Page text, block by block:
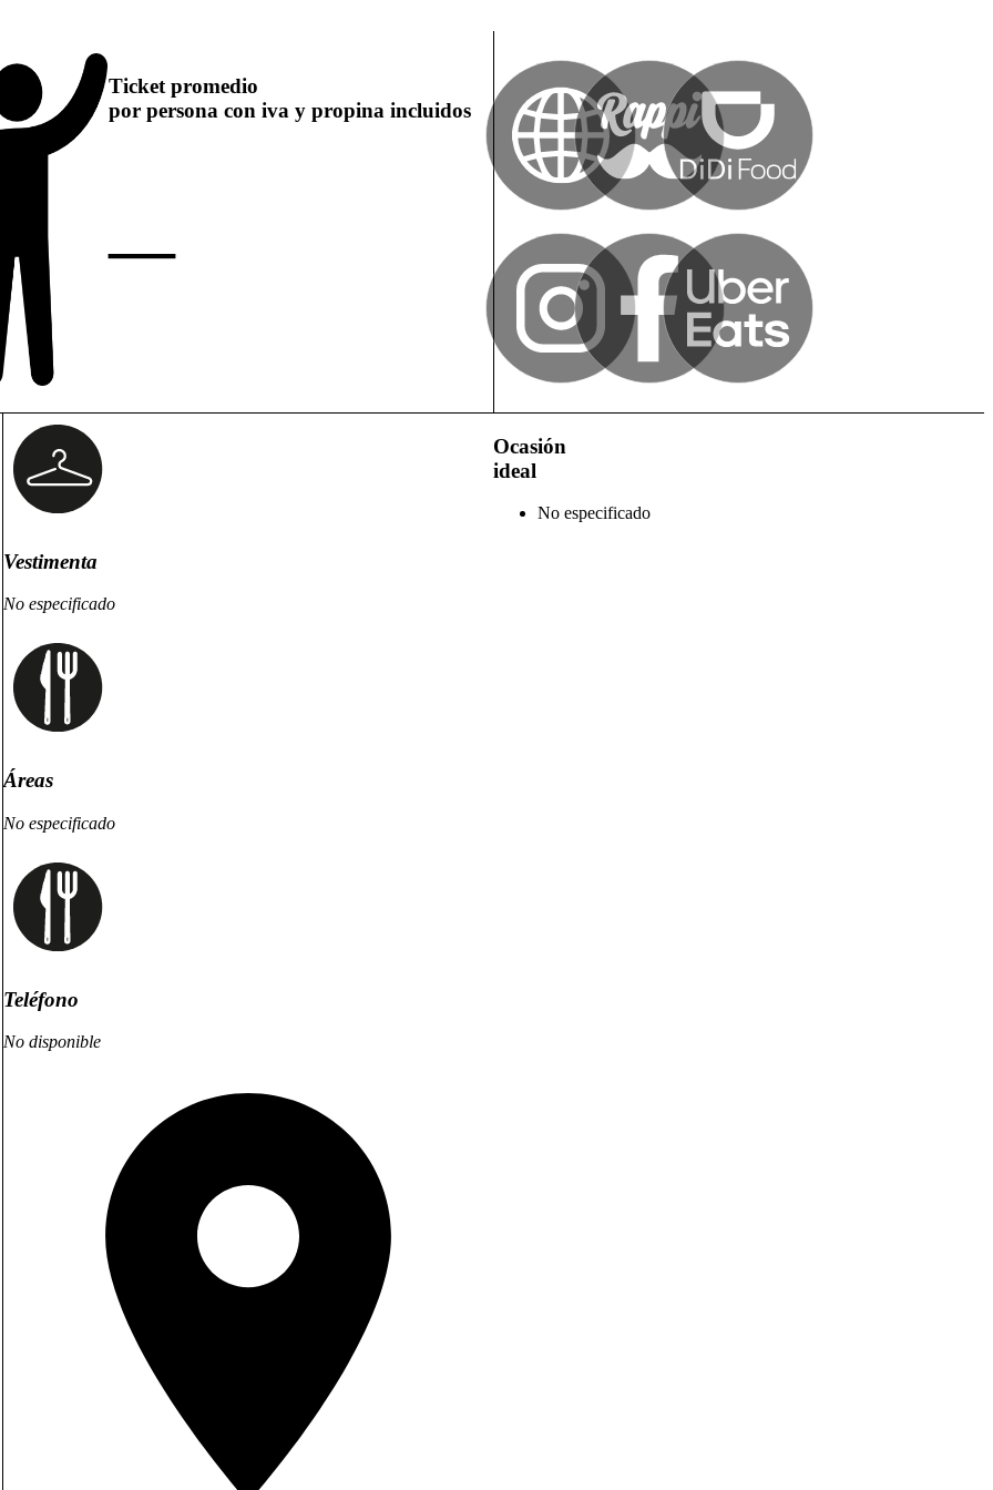
Ticket promedio
por persona con iva y propina incluidos
—
Vestimenta
No especificado
Áreas
No especificado
Teléfono
No disponible
Ocasión
ideal
No especificado